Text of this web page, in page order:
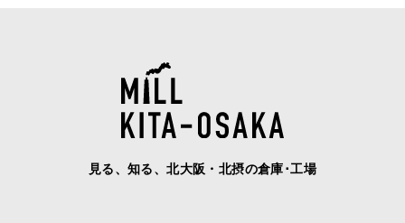
見る、知る、北大阪・北摂の倉庫･工場